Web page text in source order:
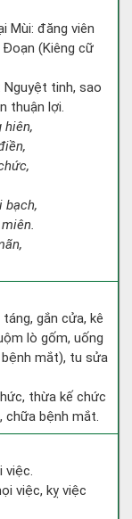
Mùi: đăng viên
(Kiêng cữ
Nguyệt tinh, sao
thuận lợi.
hiên,
bạch,
gắn cửa, kê
lò gốm, uống
mắt), tu sửa
thừa kế chức
chữa bệnh mắt.
việc.
việc, kỵ việc